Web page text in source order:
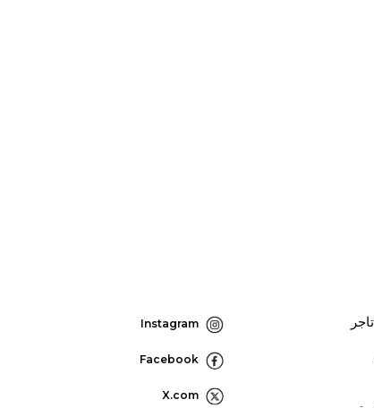
Instagram
Facebook
X.com